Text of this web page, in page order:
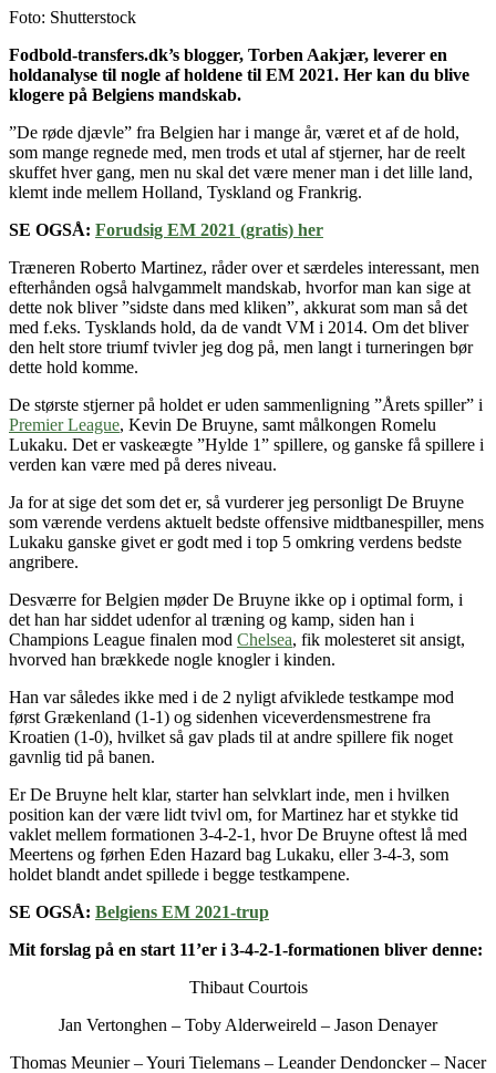
Foto: Shutterstock
Fodbold-transfers.dk’s blogger, Torben Aakjær, leverer en
holdanalyse til nogle af holdene til EM 2021. Her kan du blive
klogere på Belgiens mandskab.
”De røde djævle” fra Belgien har i mange år, været et af de hold,
som mange regnede med, men trods et utal af stjerner, har de reelt
skuffet hver gang, men nu skal det være mener man i det lille land,
klemt inde mellem Holland, Tyskland og Frankrig.
SE OGSÅ: Forudsig EM 2021 (gratis) her
Træneren Roberto Martinez, råder over et særdeles interessant, men
efterhånden også halvgammelt mandskab, hvorfor man kan sige at
dette nok bliver ”sidste dans med kliken”, akkurat som man så det
med f.eks. Tysklands hold, da de vandt VM i 2014. Om det bliver
den helt store triumf tvivler jeg dog på, men langt i turneringen bør
dette hold komme.
De største stjerner på holdet er uden sammenligning ”Årets spiller” i
Premier League, Kevin De Bruyne, samt målkongen Romelu
Lukaku. Det er vaskeægte ”Hylde 1” spillere, og ganske få spillere i
verden kan være med på deres niveau.
Ja for at sige det som det er, så vurderer jeg personligt De Bruyne
som værende verdens aktuelt bedste offensive midtbanespiller, mens
Lukaku ganske givet er godt med i top 5 omkring verdens bedste
angribere.
Desværre for Belgien møder De Bruyne ikke op i optimal form, i
det han har siddet udenfor al træning og kamp, siden han i
Champions League finalen mod Chelsea, fik molesteret sit ansigt,
hvorved han brækkede nogle knogler i kinden.
Han var således ikke med i de 2 nyligt afviklede testkampe mod
først Grækenland (1-1) og sidenhen viceverdensmestrene fra
Kroatien (1-0), hvilket så gav plads til at andre spillere fik noget
gavnlig tid på banen.
Er De Bruyne helt klar, starter han selvklart inde, men i hvilken
position kan der være lidt tvivl om, for Martinez har et stykke tid
vaklet mellem formationen 3-4-2-1, hvor De Bruyne oftest lå med
Meertens og førhen Eden Hazard bag Lukaku, eller 3-4-3, som
holdet blandt andet spillede i begge testkampene.
SE OGSÅ: Belgiens EM 2021-trup
Mit forslag på en start 11’er i 3-4-2-1-formationen bliver denne:
Thibaut Courtois
Jan Vertonghen – Toby Alderweireld – Jason Denayer
Thomas Meunier – Youri Tielemans – Leander Dendoncker – Nacer